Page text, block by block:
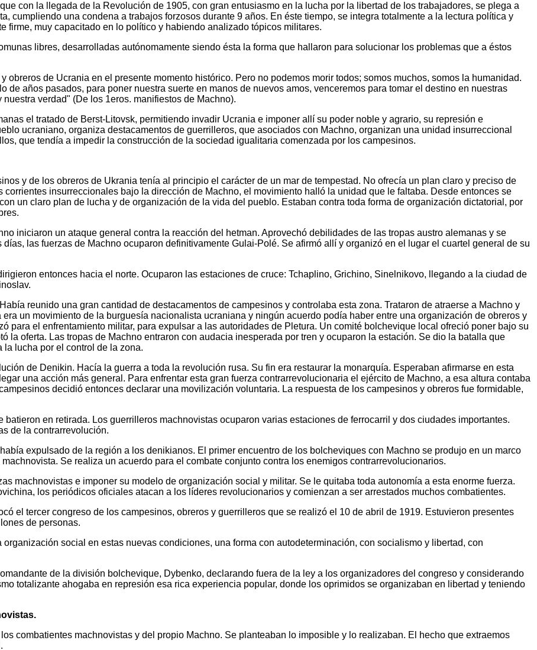
con la llegada de la Revolución de 1905, con gran entusiasmo en la lucha por la libertad de los trabajadores, se plega a
cumpliendo una condena a trabajos forzosos durante 9 años. En éste tiempo, se integra totalmente a la lectura política y
firme, muy capacitado en lo político y habiendo analizado tópicos militares.
libres, desarrolladas autónomamente siendo ésta la forma que hallaron para solucionar los problemas que a éstos
obreros de Ucrania en el presente momento histórico. Pero no podemos morir todos; somos muchos, somos la humanidad.
de años pasados, para poner nuestra suerte en manos de nuevos amos, venceremos para tomar el destino en nuestras
verdad" (De los 1eros. manifiestos de Machno).
el tratado de Berst-Litovsk, permitiendo invadir Ucrania e imponer allí su poder noble y agrario, su represión e
ucraniano, organiza destacamentos de guerrilleros, que asociados con Machno, organizan una unidad insurreccional
que tendía a impedir la construcción de la sociedad igualitaria comenzada por los campesinos.
y de los obreros de Ukrania tenía al principio el carácter de un mar de tempestad. No ofrecía un plan claro y preciso de
insurreccionales bajo la dirección de Machno, el movimiento halló la unidad que le faltaba. Desde entonces se
un claro plan de lucha y de organización de la vida del pueblo. Estaban contra toda forma de organización dictatorial, por
iniciaron un ataque general contra la reacción del hetman. Aprovechó debilidades de las tropas austro alemanas y se
las fuerzas de Machno ocuparon definitivamente Gulai-Polé. Se afirmó allí y organizó en el lugar el cuartel general de su
entonces hacia el norte. Ocuparon las estaciones de cruce: Tchaplino, Grichino, Sinelnikovo, llegando a la ciudad de
reunido una gran cantidad de destacamentos de campesinos y controlaba esta zona. Trataron de atraerse a Machno y
un movimiento de la burguesía nacionalista ucraniana y ningún acuerdo podía haber entre una organización de obreros y
para el enfrentamiento militar, para expulsar a las autoridades de Pletura. Un comité bolchevique local ofreció poner bajo su
la oferta. Las tropas de Machno entraron con audacia inesperada por tren y ocuparon la estación. Se dio la batalla que
lucha por el control de la zona.
de Denikin. Hacía la guerra a toda la revolución rusa. Su fin era restaurar la monarquía. Esperaban afirmarse en esta
una acción más general. Para enfrentar esta gran fuerza contrarrevolucionaria el ejército de Machno, a esa altura contaba
decidió entonces declarar una movilización voluntaria. La respuesta de los campesinos y obreros fue formidable,
en retirada. Los guerrilleros machnovistas ocuparon varias estaciones de ferrocarril y dos ciudades importantes.
de la contrarrevolución.
expulsado de la región a los denikianos. El primer encuentro de los bolcheviques con Machno se produjo en un marco
Se realiza un acuerdo para el combate conjunto contra los enemigos contrarrevolucionarios.
machnovistas e imponer su modelo de organización social y militar. Se le quitaba toda autonomía a esta enorme fuerza.
los periódicos oficiales atacan a los líderes revolucionarios y comienzan a ser arrestados muchos combatientes.
el tercer congreso de los campesinos, obreros y guerrilleros que se realizó el 10 de abril de 1919. Estuvieron presentes
de personas.
social en estas nuevas condiciones, una forma con autodeterminación, con socialismo y libertad, con
de la división bolchevique, Dybenko, declarando fuera de la ley a los organizadores del congreso y considerando
totalizante ahogaba en represión esa rica experiencia popular, donde los oprimidos se organizaban en libertad y teniendo
combatientes machnovistas y del propio Machno. Se planteaban lo imposible y lo realizaban. El hecho que extraemos